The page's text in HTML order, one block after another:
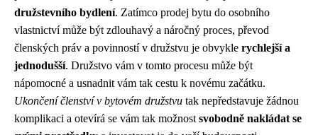
družstevního bydlení. Zatímco prodej bytu do osobního
vlastnictví může být zdlouhavý a náročný proces, převod
členských práv a povinností v družstvu je obvykle rychlejší a
jednodušší. Družstvo vám v tomto procesu může být
nápomocné a usnadnit vám tak cestu k novému začátku.
Ukončení členství v bytovém družstvu tak nepředstavuje žádnou
komplikaci a otevírá se vám tak možnost svobodně nakládat se